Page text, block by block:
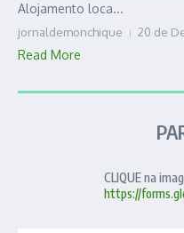
Alojamento loca...
jornaldemonchique 20 de
Read More
CLIQUE na
https://